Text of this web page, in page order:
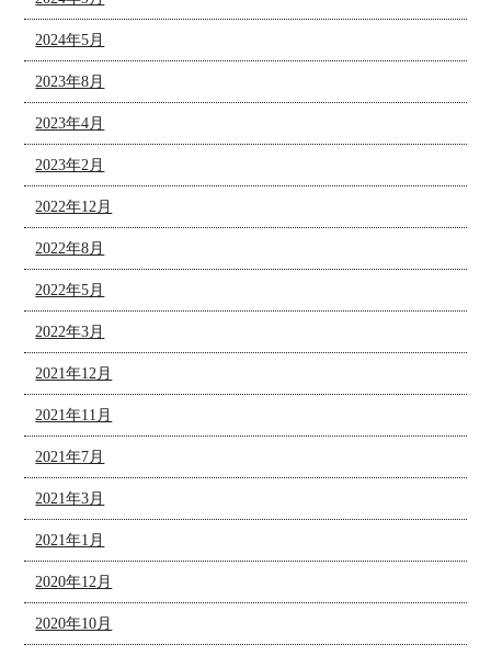
2024年5月
2023年8月
2023年4月
2023年2月
2022年12月
2022年8月
2022年5月
2022年3月
2021年12月
2021年11月
2021年7月
2021年3月
2021年1月
2020年12月
2020年10月